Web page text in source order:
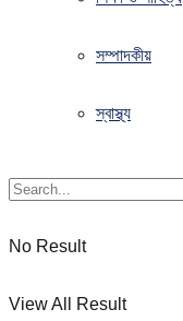
সম্পাদকীয়
স্বাস্থ্য
No Result
View All Result